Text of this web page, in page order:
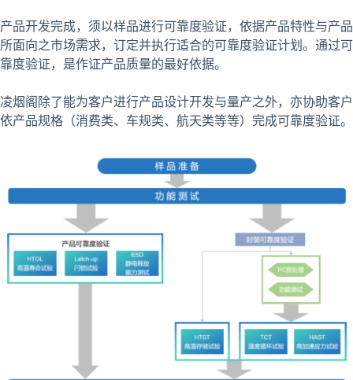
产品开发完成，须以样品进行可靠度验证，依据产品特性与产品
所面向之市场需求，订定并执行适合的可靠度验证计划。通过可
靠度验证，是作证产品质量的最好依据。
凌烟阁除了能为客户进行产品设计开发与量产之外，亦协助客户
依产品规格（消费类、车规类、航天类等等）完成可靠度验证。